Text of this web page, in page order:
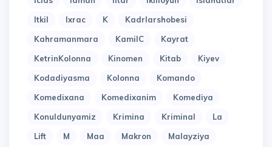
Itkil
Ixrac K
Kadrlarshobesi
Kahramanmara
KamilC
Kayrat
KetrinKolonna
Kinomen Kitab
Kiyev
Kodadiyasma
Kolonna
Komando
Komedixana
Komedixanim
Komediya
Konuldunyamiz
Krimina Kriminal
La
Lift
M Maa Makron
Malayziya